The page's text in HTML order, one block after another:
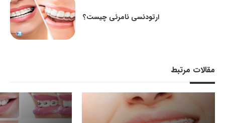
ارتودنسی نامرئی چیست؟
مقالات مرتبط